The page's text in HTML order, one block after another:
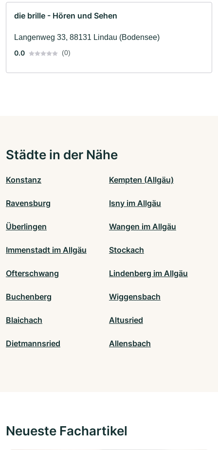
die brille - Hören und Sehen
Langenweg 33, 88131 Lindau (Bodensee)
0.0
(0)
Städte in der Nähe
Konstanz Kempten (Allgäu)
Ravensburg Isny im Allgäu
Überlingen Wangen im Allgäu
Immenstadt im Allgäu Stockach
Ofterschwang Lindenberg im Allgäu
Buchenberg Wiggensbach
Blaichach Altusried
Dietmannsried Allensbach
Neueste Fachartikel